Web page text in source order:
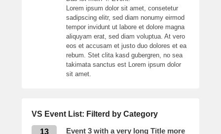
Lorem ipsum dolor sit amet, consetetur
sadipscing elitr, sed diam nonumy eirmod
tempor invidunt ut labore et dolore magna
aliquyam erat, sed diam voluptua. At vero
eos et accusam et justo duo dolores et ea
rebum. Stet clita kasd gubergren, no sea
takimata sanctus est Lorem ipsum dolor
sit amet.
VS Event List: Filterd by Category
13
Event 3 with a very long Title more